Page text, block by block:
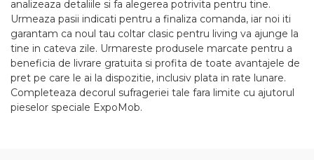
analizeaza detaliile si fa alegerea potrivita pentru tine.
Urmeaza pasii indicati pentru a finaliza comanda, iar noi iti
garantam ca noul tau coltar clasic pentru living va ajunge la
tine in cateva zile. Urmareste produsele marcate pentru a
beneficia de livrare gratuita si profita de toate avantajele de
pret pe care le ai la dispozitie, inclusiv plata in rate lunare.
Completeaza decorul sufrageriei tale fara limite cu ajutorul
pieselor speciale ExpoMob.